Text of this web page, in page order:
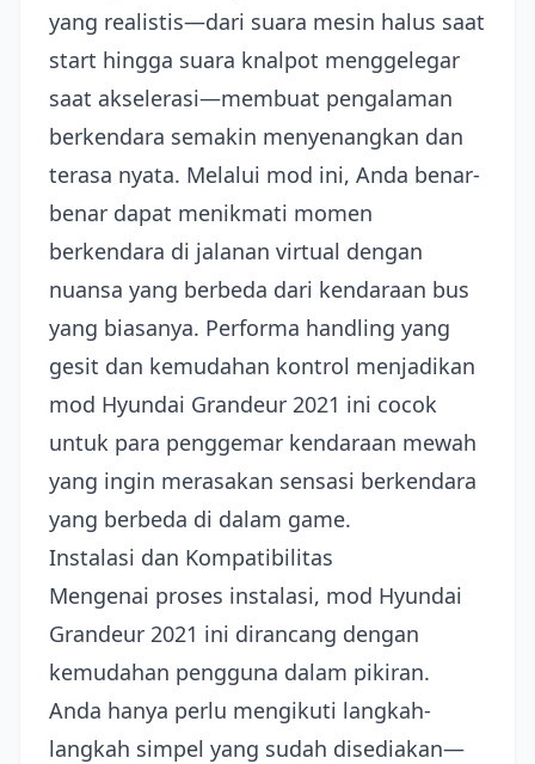
yang realistis—dari suara mesin halus saat
start hingga suara knalpot menggelegar
saat akselerasi—membuat pengalaman
berkendara semakin menyenangkan dan
terasa nyata. Melalui mod ini, Anda benar-
benar dapat menikmati momen
berkendara di jalanan virtual dengan
nuansa yang berbeda dari kendaraan bus
yang biasanya. Performa handling yang
gesit dan kemudahan kontrol menjadikan
mod Hyundai Grandeur 2021 ini cocok
untuk para penggemar kendaraan mewah
yang ingin merasakan sensasi berkendara
yang berbeda di dalam game.
Instalasi dan Kompatibilitas
Mengenai proses instalasi, mod Hyundai
Grandeur 2021 ini dirancang dengan
kemudahan pengguna dalam pikiran.
Anda hanya perlu mengikuti langkah-
langkah simpel yang sudah disediakan—